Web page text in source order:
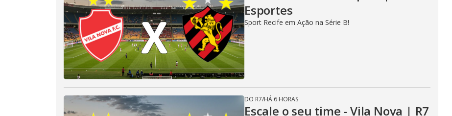
Esportes
Sport Recife em Ação na Série B!
DO R7/HÁ 6 HORAS
Escale o seu time - Vila Nova | R7